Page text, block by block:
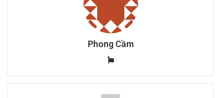
Phong Cầm
W
b
s